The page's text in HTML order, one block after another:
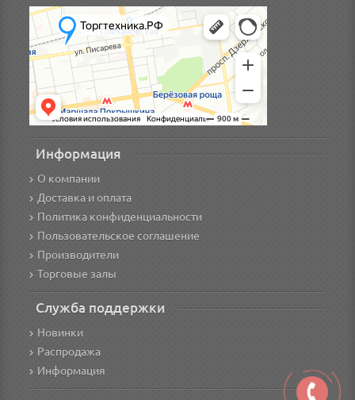
Информация
О компании
Доставка и оплата
Политика конфиденциальности
Пользовательское соглашение
Производители
Торговые залы
Служба поддержки
Новинки
Распродажа
Информация